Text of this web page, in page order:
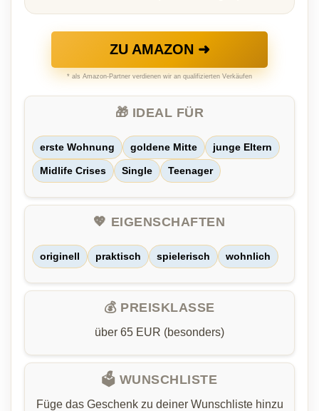
ZU AMAZON ➜
* als Amazon-Partner verdienen wir an qualifizierten Verkäufen
🎁 IDEAL FÜR
erste Wohnung goldene Mitte junge Eltern
Midlife Crises Single Teenager
💖 EIGENSCHAFTEN
originell praktisch spielerisch wohnlich
💰 PREISKLASSE
über 65 EUR (besonders)
🗳️ WUNSCHLISTE
Füge das Geschenk zu deiner Wunschliste hinzu